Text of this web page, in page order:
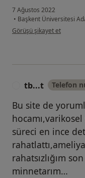
7 Ağustos 2022
• Başkent Üniversitesi
kullanıcının görüşüne göre
Görüşü şikayet et
tb...t Telefon
Bu site de
süreci en ince
rahatsızlığım
minnetarım…